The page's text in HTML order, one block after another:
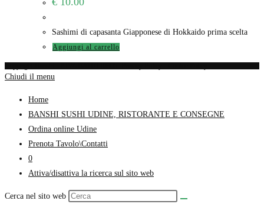
Sashimi di capasanta Giapponese di Hokkaido prima scelta
Aggiungi al carrello
Chiudi il menu
Home
BANSHI SUSHI UDINE, RISTORANTE E CONSEGNE
Ordina online Udine
Prenota Tavolo\Contatti
0
Attiva/disattiva la ricerca sul sito web
Cerca nel sito web